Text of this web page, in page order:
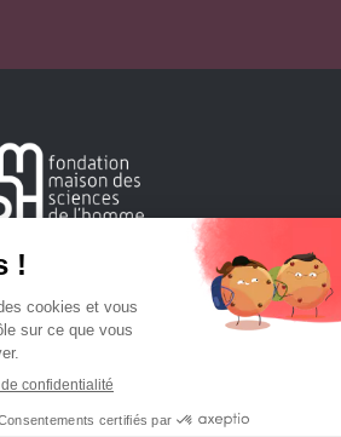
en 1963, la Fondation Maison Sciences de
la recherche et la diffusion des
humaines et sociales.